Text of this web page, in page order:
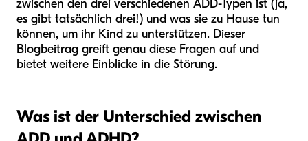
zwischen den drei verschiedenen ADD-Typen ist (ja,
es gibt tatsächlich drei!) und was sie zu Hause tun
können, um ihr Kind zu unterstützen. Dieser
Blogbeitrag greift genau diese Fragen auf und
bietet weitere Einblicke in die Störung.
Was ist der Unterschied zwischen